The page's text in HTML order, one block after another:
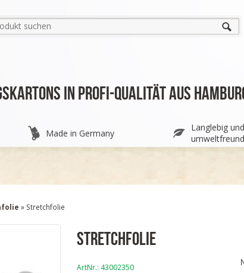
in Profi-Qualität aus
Made in Germany
Langlebig und
» Stretchfolie
Stretchfolie
ArtNr.: 43002350